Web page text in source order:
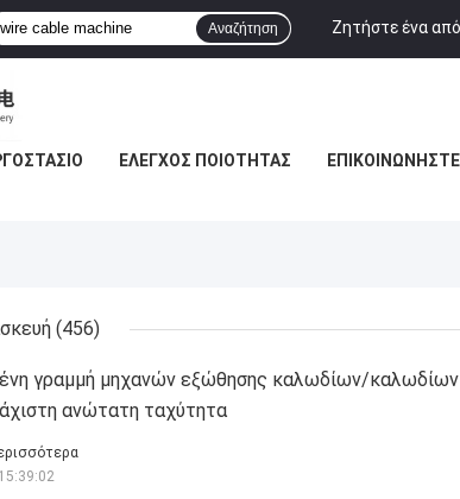
Ζητήστε ένα
Αναζήτηση
ΈΛΕΓΧΟΣ ΠΟΙΌΤΗΤΑΣ
(456)
γραμμή μηχανών εξώθησης καλωδίων/καλωδίων
ανώτατη ταχύτητα